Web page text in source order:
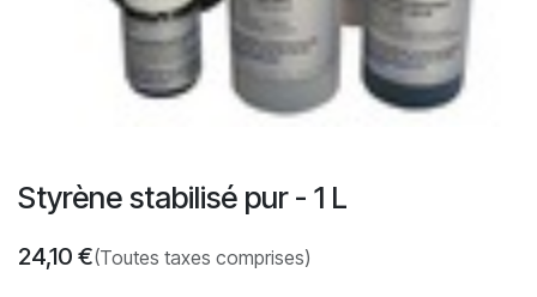
Styrène stabilisé pur - 1 L
24,10 €(Toutes taxes comprises)